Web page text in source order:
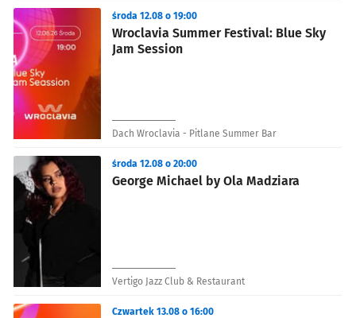
Wroclavia Summer Festival: Blue Sky
Jam Session
środa 12.08 o 19:00
Dach Wroclavia - Pitlane Summer Bar
George Michael by Ola Madziara
środa 12.08 o 20:00
Vertigo Jazz Club & Restaurant
Czwartek 13.08 o 16:00